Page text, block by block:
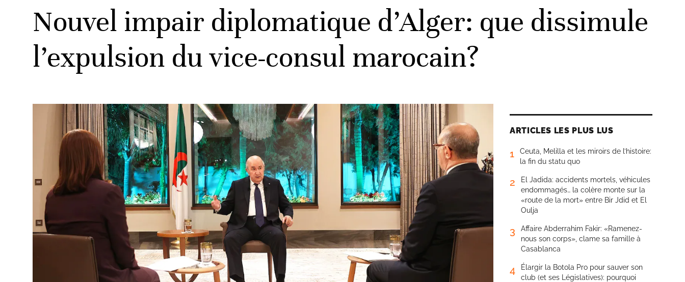
Nouvel impair diplomatique d’Alger: que dissimule
l’expulsion du vice-consul marocain?
ARTICLES LES PLUS LUS
1
Ceuta, Melilla et les miroirs de l’histoire:
la fin du statu quo
2
El Jadida: accidents mortels, véhicules
endommagés… la colère monte sur la
«route de la mort» entre Bir Jdid et El
Oulja
3
Affaire Abderrahim Fakir: «Ramenez-
nous son corps», clame sa famille à
Casablanca
4
Élargir la Botola Pro pour sauver son
club (et ses Législatives): pourquoi